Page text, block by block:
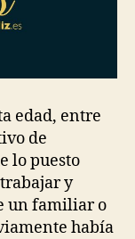
edad, entre
de
lo puesto
y
un familiar o
había